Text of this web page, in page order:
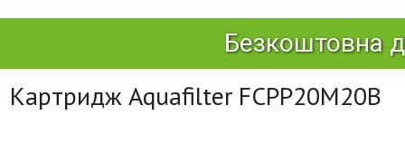
Безкоштовна
Картридж Aquafilter FCPP20M20B